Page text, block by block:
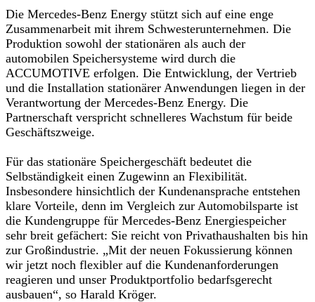
Die Mercedes-Benz Energy stützt sich auf eine enge
Zusammenarbeit mit ihrem Schwesterunternehmen. Die
Produktion sowohl der stationären als auch der
automobilen Speichersysteme wird durch die
ACCUMOTIVE erfolgen. Die Entwicklung, der Vertrieb
und die Installation stationärer Anwendungen liegen in der
Verantwortung der Mercedes-Benz Energy. Die
Partnerschaft verspricht schnelleres Wachstum für beide
Geschäftszweige.
Für das stationäre Speichergeschäft bedeutet die
Selbständigkeit einen Zugewinn an Flexibilität.
Insbesondere hinsichtlich der Kundenansprache entstehen
klare Vorteile, denn im Vergleich zur Automobilsparte ist
die Kundengruppe für Mercedes-Benz Energiespeicher
sehr breit gefächert: Sie reicht von Privathaushalten bis hin
zur Großindustrie. „Mit der neuen Fokussierung können
wir jetzt noch flexibler auf die Kundenanforderungen
reagieren und unser Produktportfolio bedarfsgerecht
ausbauen“, so Harald Kröger.